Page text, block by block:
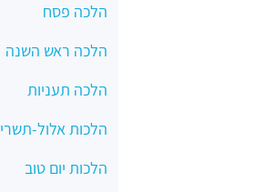
הלכה פסח
הלכה ראש השנה
הלכה תעניות
הלכות אלול-תשרי
הלכות יום טוב